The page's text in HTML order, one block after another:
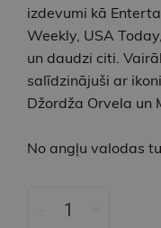
izdevumi kā
Weekly, USA
un daudzi citi.
salīdzinājuši ar
Džordža Orvela un
No angļu valodas